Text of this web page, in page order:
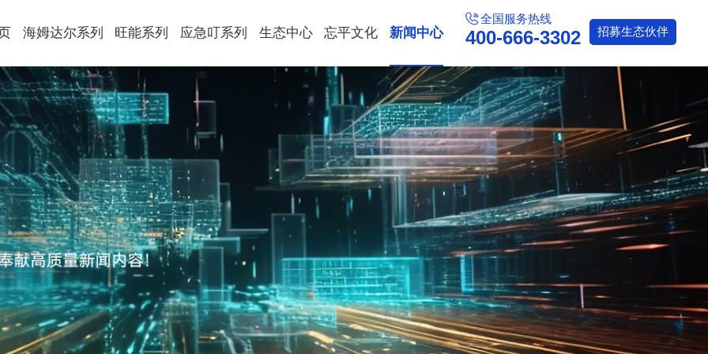
全国服务热线
400-666-3302 招募生态伙伴
海姆达尔系列 旺能系列 应急叮系列 生态中心 忘平文化 新闻中心